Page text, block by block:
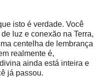
isto é verdade. Você
luz e conexão na Terra,
centelha de lembrança
realmente é,
ainda está inteira e
já passou.